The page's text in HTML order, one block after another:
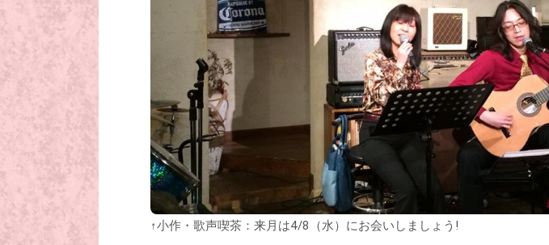
↑小作・歌声喫茶：来月は4/8（水）にお会いしましょう!